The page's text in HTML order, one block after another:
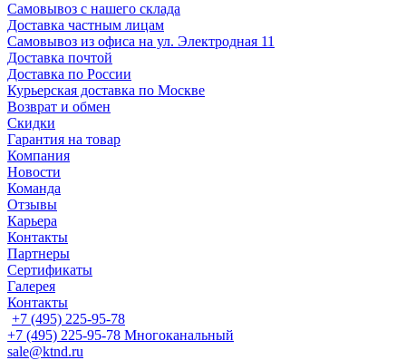
Самовывоз с нашего склада
Доставка частным лицам
Самовывоз из офиса на ул. Электродная 11
Доставка почтой
Доставка по России
Курьерская доставка по Москве
Возврат и обмен
Скидки
Гарантия на товар
Компания
Новости
Команда
Отзывы
Карьера
Контакты
Партнеры
Сертификаты
Галерея
Контакты
+7 (495) 225-95-78
+7 (495) 225-95-78 Многоканальный
sale@ktnd.ru